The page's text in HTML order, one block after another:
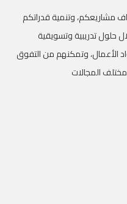
مشاريعكم، وتنمية قدراتكم
حلول تدريبية وتسويقية
الأعمال، وتمكنهم من التفوق
المجالات